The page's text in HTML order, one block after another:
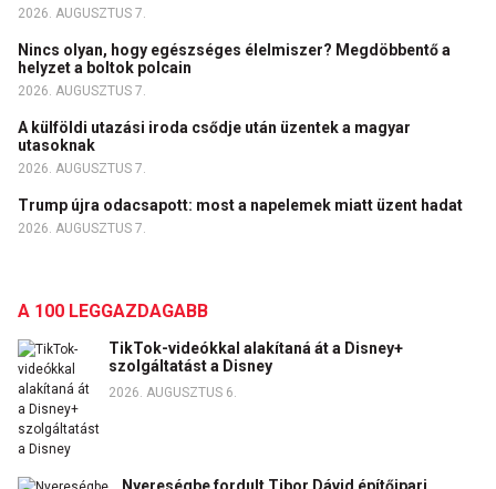
2026. AUGUSZTUS 7.
Nincs olyan, hogy egészséges élelmiszer? Megdöbbentő a
helyzet a boltok polcain
2026. AUGUSZTUS 7.
A külföldi utazási iroda csődje után üzentek a magyar
utasoknak
2026. AUGUSZTUS 7.
Trump újra odacsapott: most a napelemek miatt üzent hadat
2026. AUGUSZTUS 7.
A 100 LEGGAZDAGABB
TikTok-videókkal alakítaná át a Disney+
szolgáltatást a Disney
2026. AUGUSZTUS 6.
Nyereségbe fordult Tibor Dávid építőipari